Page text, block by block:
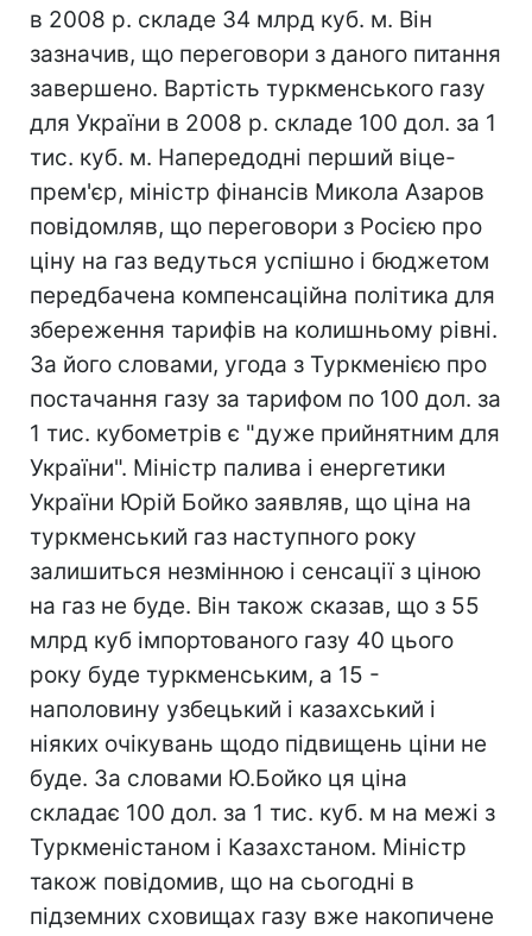
в 2008 р. складе 34 млрд куб. м. Він
зазначив, що переговори з даного питання
завершено. Вартість туркменського газу
для України в 2008 р. складе 100 дол. за 1
тис. куб. м. Напередодні перший віце-
прем'єр, міністр фінансів Микола Азаров
повідомляв, що переговори з Росією про
ціну на газ ведуться успішно і бюджетом
передбачена компенсаційна політика для
збереження тарифів на колишньому рівні.
За його словами, угода з Туркменією про
постачання газу за тарифом по 100 дол. за
1 тис. кубометрів є "дуже прийнятним для
України". Міністр палива і енергетики
України Юрій Бойко заявляв, що ціна на
туркменський газ наступного року
залишиться незмінною і сенсації з ціною
на газ не буде. Вiн також сказав, що з 55
млрд куб імпортованого газу 40 цього
року буде туркменським, а 15 -
наполовину узбецький і казахський і
ніяких очікувань щодо підвищень ціни не
буде. За словами Ю.Бойко ця ціна
складає 100 дол. за 1 тис. куб. м на межі з
Туркменістаном і Казахстаном. Міністр
також повідомив, що на сьогодні в
підземних сховищах газу вже накопичене